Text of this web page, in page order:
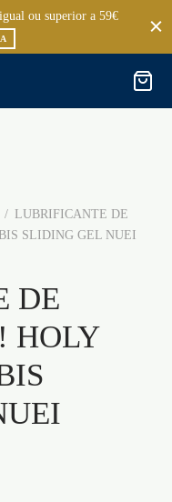
ou superior a 59€
/ LUBRIFICANTE DE
SLIDING GEL NUEI
DE
HOLY